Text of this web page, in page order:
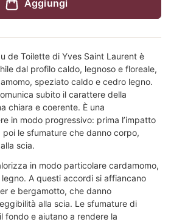
Aggiungi
de Toilette di Yves Saint Laurent è
dal profilo caldo, legnoso e floreale,
speziato caldo e cedro legno.
subito il carattere della
chiara e coerente. È una
in modo progressivo: prima l’impatto
le sfumature che danno corpo,
scia.
in modo particolare cardamomo,
A questi accordi si affiancano
e bergamotto, che danno
alla scia. Le sfumature di
fondo e aiutano a rendere la